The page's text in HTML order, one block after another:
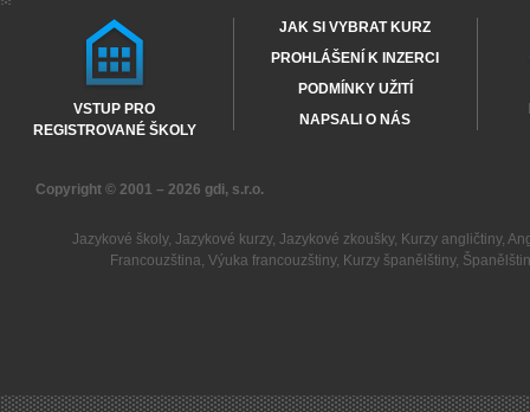
VSTUP PRO
REGISTROVANÉ ŠKOLY
JAK SI VYBRAT KURZ
PROHLÁŠENÍ K INZERCI
PODMÍNKY UŽITÍ
NAPSALI O NÁS
Copyright © 2001 – 2026 gdi, s.r.o.
Jazykové školy, Jazykové kurzy, Jazykové zkoušky, Kurzy angličtiny,
Francouzština,Výuka francouzštiny, Kurzy španělštiny,